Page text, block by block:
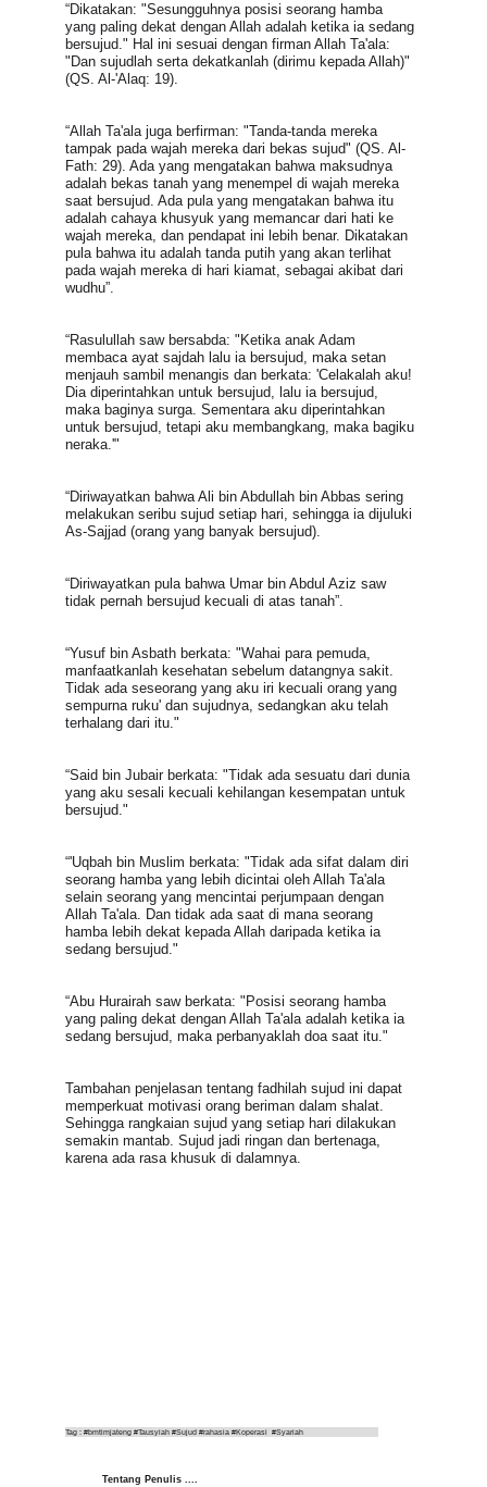
Tag : #bmtimjateng #Tausyiah #Sujud #rahasia #Koperasi  #Syariah
“Dikatakan: "Sesungguhnya posisi seorang hamba
yang paling dekat dengan Allah adalah ketika ia sedang
bersujud." Hal ini sesuai dengan firman Allah Ta'ala:
"Dan sujudlah serta dekatkanlah (dirimu kepada Allah)"
(QS. Al-'Alaq: 19).
“Allah Ta'ala juga berfirman: "Tanda-tanda mereka
tampak pada wajah mereka dari bekas sujud" (QS. Al-
Fath: 29). Ada yang mengatakan bahwa maksudnya
adalah bekas tanah yang menempel di wajah mereka
saat bersujud. Ada pula yang mengatakan bahwa itu
adalah cahaya khusyuk yang memancar dari hati ke
wajah mereka, dan pendapat ini lebih benar. Dikatakan
pula bahwa itu adalah tanda putih yang akan terlihat
pada wajah mereka di hari kiamat, sebagai akibat dari
wudhu”.
“Rasulullah saw bersabda: "Ketika anak Adam
membaca ayat sajdah lalu ia bersujud, maka setan
menjauh sambil menangis dan berkata: 'Celakalah aku!
Dia diperintahkan untuk bersujud, lalu ia bersujud,
maka baginya surga. Sementara aku diperintahkan
untuk bersujud, tetapi aku membangkang, maka bagiku
neraka.'"
“Diriwayatkan bahwa Ali bin Abdullah bin Abbas sering
melakukan seribu sujud setiap hari, sehingga ia dijuluki
As-Sajjad (orang yang banyak bersujud).
“Diriwayatkan pula bahwa Umar bin Abdul Aziz saw
tidak pernah bersujud kecuali di atas tanah”.
“Yusuf bin Asbath berkata: "Wahai para pemuda,
manfaatkanlah kesehatan sebelum datangnya sakit.
Tidak ada seseorang yang aku iri kecuali orang yang
sempurna ruku' dan sujudnya, sedangkan aku telah
terhalang dari itu."
“Said bin Jubair berkata: "Tidak ada sesuatu dari dunia
yang aku sesali kecuali kehilangan kesempatan untuk
bersujud."
“'Uqbah bin Muslim berkata: "Tidak ada sifat dalam diri
seorang hamba yang lebih dicintai oleh Allah Ta'ala
selain seorang yang mencintai perjumpaan dengan
Allah Ta'ala. Dan tidak ada saat di mana seorang
hamba lebih dekat kepada Allah daripada ketika ia
sedang bersujud."
“Abu Hurairah saw berkata: "Posisi seorang hamba
yang paling dekat dengan Allah Ta'ala adalah ketika ia
sedang bersujud, maka perbanyaklah doa saat itu."
Tambahan penjelasan tentang fadhilah sujud ini dapat
memperkuat motivasi orang beriman dalam shalat.
Sehingga rangkaian sujud yang setiap hari dilakukan
semakin mantab. Sujud jadi ringan dan bertenaga,
karena ada rasa khusuk di dalamnya.
Tentang Penulis ....